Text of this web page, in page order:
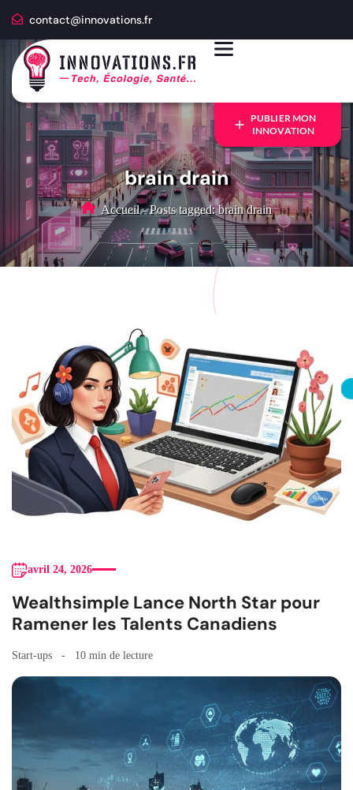
contact@innovations.fr
PUBLIER MON
INNOVATION
brain drain
Accueil - Posts tagged: brain drain
avril 24, 2026
Wealthsimple Lance North Star pour
Ramener les Talents Canadiens
Start-ups 10 min de lecture